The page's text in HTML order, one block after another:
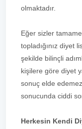
olmaktadır.
Eğer sizler
topladığınız diyet
şekilde bilinçli
kişilere göre diyet
sonuç elde
sonucunda ciddi
Herkesin Kendi